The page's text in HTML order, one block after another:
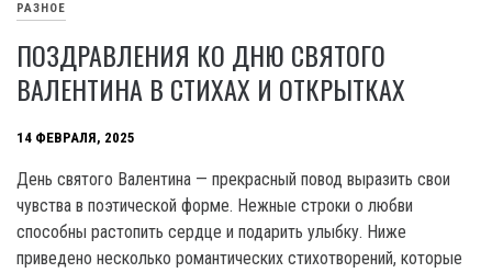
РАЗНОЕ
ПОЗДРАВЛЕНИЯ КО ДНЮ СВЯТОГО
ВАЛЕНТИНА В СТИХАХ И ОТКРЫТКАХ
14 ФЕВРАЛЯ, 2025
День святого Валентина — прекрасный повод выразить свои
чувства в поэтической форме. Нежные строки о любви
способны растопить сердце и подарить улыбку. Ниже
приведено несколько романтических стихотворений, которые